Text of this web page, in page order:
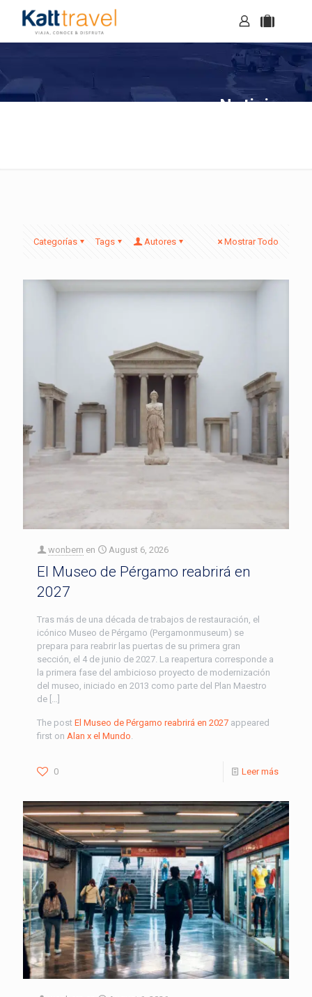
Noticias
Categorías Tags Autores Mostrar Todo
wonbern en August 6, 2026
El Museo de Pérgamo reabrirá en
2027
Tras más de una década de trabajos de restauración, el
icónico Museo de Pérgamo (Pergamonmuseum) se
prepara para reabrir las puertas de su primera gran
sección, el 4 de junio de 2027. La reapertura corresponde a
la primera fase del ambicioso proyecto de modernización
del museo, iniciado en 2013 como parte del Plan Maestro
de […]
The post El Museo de Pérgamo reabrirá en 2027 appeared
first on Alan x el Mundo.
0 Leer más